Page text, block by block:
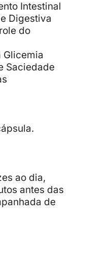
Intestinal
Digestiva
do
Glicemia
Saciedade
ao dia,
antes das
de